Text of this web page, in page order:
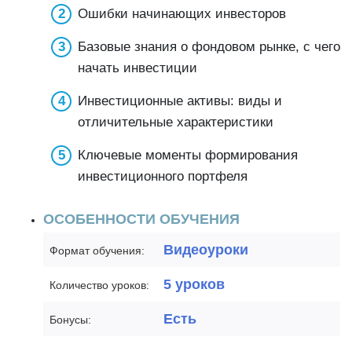
Ошибки начинающих инвесторов
Базовые знания о фондовом рынке, с чего
начать инвестиции
Инвестиционные активы: виды и
отличительные характеристики
Ключевые моменты формирования
инвестиционного портфеля
ОСОБЕННОСТИ ОБУЧЕНИЯ
Формат обучения: Видеоуроки
Количество уроков: 5 уроков
Бонусы: Есть